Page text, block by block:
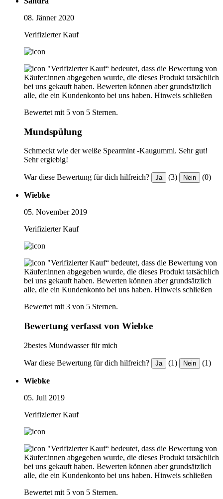
08. Jänner 2020
Verifizierter Kauf
"Verifizierter Kauf“ bedeutet, dass die Bewertung von
Käufer:innen abgegeben wurde, die dieses Produkt tatsächlich
bei uns gekauft haben. Bewerten können aber grundsätzlich
alle, die ein Kundenkonto bei uns haben. Hinweis schließen
Bewertet mit 5 von 5 Sternen.
Mundspülung
Schmeckt wie der weiße Spearmint -Kaugummi. Sehr gut!
Sehr ergiebig!
War diese Bewertung für dich hilfreich? Ja (3) Nein (0)
Wiebke
05. November 2019
Verifizierter Kauf
"Verifizierter Kauf“ bedeutet, dass die Bewertung von
Käufer:innen abgegeben wurde, die dieses Produkt tatsächlich
bei uns gekauft haben. Bewerten können aber grundsätzlich
alle, die ein Kundenkonto bei uns haben. Hinweis schließen
Bewertet mit 3 von 5 Sternen.
Bewertung verfasst von Wiebke
2bestes Mundwasser für mich
War diese Bewertung für dich hilfreich? Ja (1) Nein (1)
Wiebke
05. Juli 2019
Verifizierter Kauf
"Verifizierter Kauf“ bedeutet, dass die Bewertung von
Käufer:innen abgegeben wurde, die dieses Produkt tatsächlich
bei uns gekauft haben. Bewerten können aber grundsätzlich
alle, die ein Kundenkonto bei uns haben. Hinweis schließen
Bewertet mit 5 von 5 Sternen.